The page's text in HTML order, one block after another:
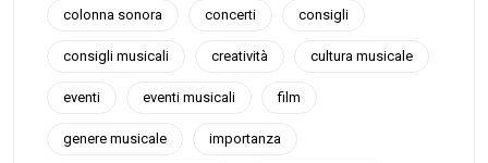
colonna sonora concerti consigli
consigli musicali creatività cultura musicale
eventi eventi musicali film
genere musicale importanza